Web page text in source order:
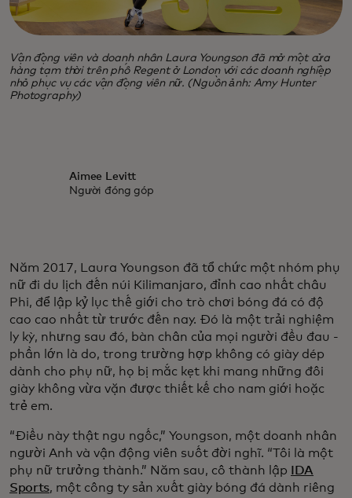
Vận động viên và doanh nhân Laura Youngson đã mở một cửa
hàng tạm thời trên phố Regent ở London với các doanh nghiệp
nhỏ phục vụ các vận động viên nữ. (Nguồn ảnh: Amy Hunter
Photography)
Aimee Levitt
Người đóng góp
Năm 2017, Laura Youngson đã tổ chức một nhóm phụ
nữ đi du lịch đến núi Kilimanjaro, đỉnh cao nhất châu
Phi, để lập kỷ lục thế giới cho trò chơi bóng đá có độ
cao cao nhất từ trước đến nay. Đó là một trải nghiệm
ly kỳ, nhưng sau đó, bàn chân của mọi người đều đau -
phần lớn là do, trong trường hợp không có giày dép
dành cho phụ nữ, họ bị mắc kẹt khi mang những đôi
giày không vừa vặn được thiết kế cho nam giới hoặc
trẻ em.
“Điều này thật ngu ngốc,” Youngson, một doanh nhân
người Anh và vận động viên suốt đời nghĩ. “Tôi là một
phụ nữ trưởng thành.” Năm sau, cô thành lập
IDA
Sports, một công ty sản xuất giày bóng đá dành riêng